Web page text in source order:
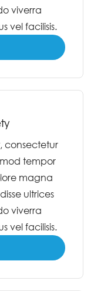
viverra
vel facilisis.
consectetur
tempor
magna
ultrices
viverra
vel facilisis.